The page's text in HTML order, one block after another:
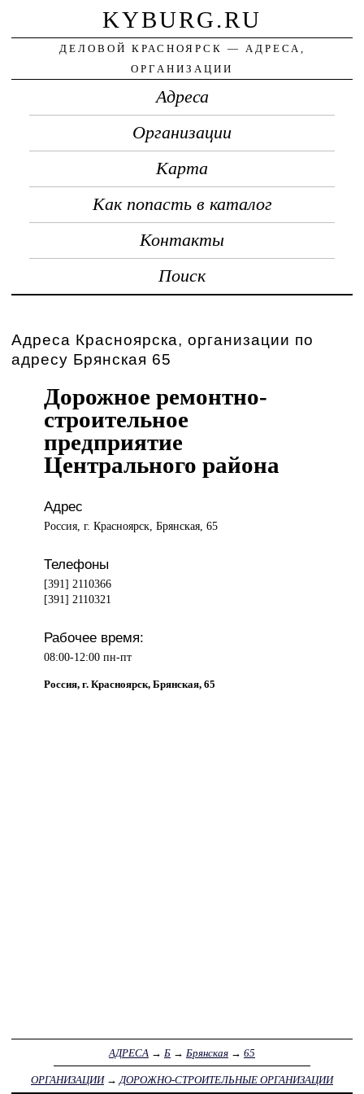
KYBURG.RU
ДЕЛОВОЙ КРАСНОЯРСК — АДРЕСА,
ОРГАНИЗАЦИИ
Адреса
Организации
Карта
Как попасть в каталог
Контакты
Поиск
Адреса Красноярска, организации по
адресу Брянская 65
Дорожное ремонтно-
строительное
предприятие
Центрального района
Адрес
Россия, г. Красноярск, Брянская, 65
Телефоны
[391] 2110366
[391] 2110321
Рабочее время:
08:00-12:00 пн-пт
Россия, г. Красноярск, Брянская, 65
АДРЕСА → Б → Брянская → 65
ОРГАНИЗАЦИИ→ ДОРОЖНО-СТРОИТЕЛЬНЫЕ ОРГАНИЗАЦИИ